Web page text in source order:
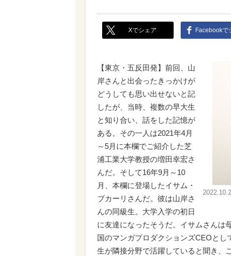
Xでシェア Facebookで
【東京・五反田発】前回、山
岸さんと出会ったきっかけが
どうしても思い出せないと記
したが、当時、複数の早大生
と知り合い、話をした記憶が
ある。その一人は2021年4月
～5月に本欄でご紹介した芝
浦工業大学教授の増田幸宏さ
んだ。そして16年9月～10
月、本欄に登場したイサム・
ブカーリさんだ。彼は山岸さ
んの同級生。大学入学の初日
に友達になったそうだ。イサムさんは
国のマンガプロダクションズCEOと
生が隣接分野で活躍していると聞き、